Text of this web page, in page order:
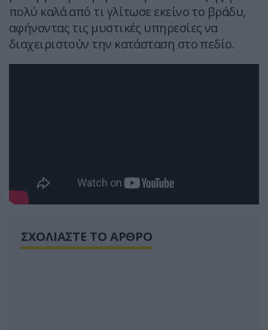
πολύ καλά από τι γλίτωσε εκείνο το βράδυ,
αφήνοντας τις μυστικές υπηρεσίες να
διαχειριστούν την κατάσταση στο πεδίο.
ΣΧΟΛΙΑΣΤΕ ΤΟ ΑΡΘΡΟ